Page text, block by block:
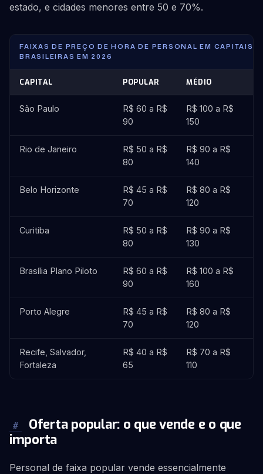
estado, e cidades menores entre 50 e 70%.
FAIXAS DE PREÇO DE HORA DE PERSONAL EM CAPITAIS
BRASILEIRAS EM 2026
CAPITAL POPULAR MÉDIO
São Paulo
R$ 60 a R$
90
R$ 100 a R$
150
Rio de Janeiro
R$ 50 a R$
80
R$ 90 a R$
140
Belo Horizonte
R$ 45 a R$
70
R$ 80 a R$
120
Curitiba
R$ 50 a R$
80
R$ 90 a R$
130
Brasília Plano Piloto
R$ 60 a R$
90
R$ 100 a R$
160
Porto Alegre
R$ 45 a R$
70
R$ 80 a R$
120
Recife, Salvador,
Fortaleza
R$ 40 a R$
65
R$ 70 a R$
110
#
Oferta popular: o que vende e o que
importa
Personal de faixa popular vende essencialmente